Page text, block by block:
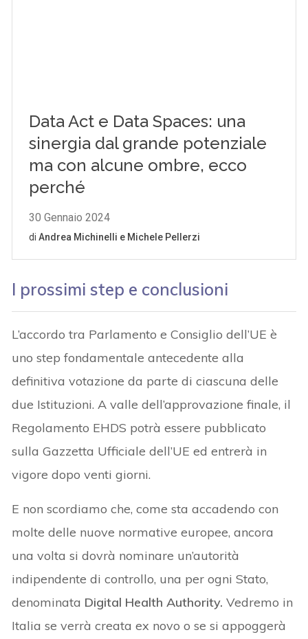
I prossimi step e conclusioni
L’accordo tra Parlamento e Consiglio dell’UE è
uno step fondamentale antecedente alla
definitiva votazione da parte di ciascuna delle
due Istituzioni. A valle dell’approvazione finale, il
Regolamento EHDS potrà essere pubblicato
sulla Gazzetta Ufficiale dell’UE ed entrerà in
vigore dopo venti giorni.
E non scordiamo che, come sta accadendo con
molte delle nuove normative europee, ancora
una volta si dovrà nominare un’autorità
indipendente di controllo, una per ogni Stato,
denominata Digital Health Authority. Vedremo in
Italia se verrà creata ex novo o se si appoggerà